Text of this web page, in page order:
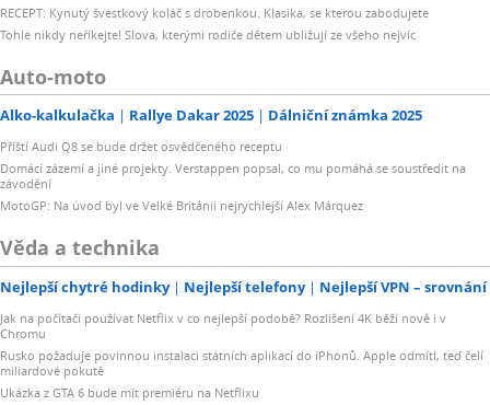
RECEPT: Kynutý švestkový koláč s drobenkou. Klasika, se kterou zabodujete
Tohle nikdy neříkejte! Slova, kterými rodiče dětem ubližují ze všeho nejvíc
Auto-moto
Alko-kalkulačka Rallye Dakar 2025 Dálniční známka 2025
Příští Audi Q8 se bude držet osvědčeného receptu
Domácí zázemí a jiné projekty. Verstappen popsal, co mu pomáhá se soustředit na
závodění
MotoGP: Na úvod byl ve Velké Británii nejrychlejší Alex Márquez
Věda a technika
Nejlepší chytré hodinky Nejlepší telefony Nejlepší VPN – srovnání
Jak na počítači používat Netflix v co nejlepší podobě? Rozlišení 4K běží nově i v
Chromu
Rusko požaduje povinnou instalaci státních aplikací do iPhonů. Apple odmítl, teď čelí
miliardové pokutě
Ukázka z GTA 6 bude mít premiéru na Netflixu